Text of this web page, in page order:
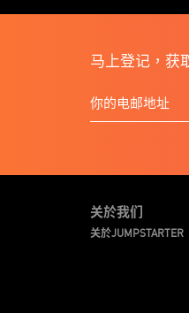
马上登记，获
关於我们
关於JUMPSTARTER